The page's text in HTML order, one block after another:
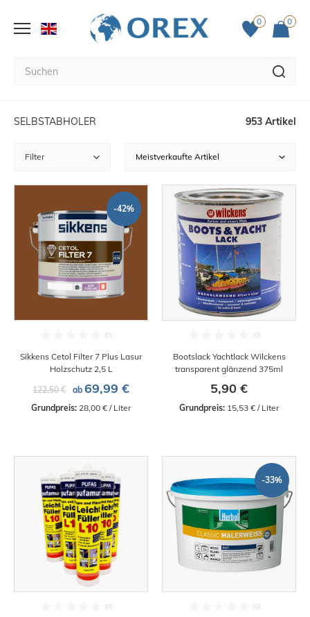
0 0
SELBSTABHOLER 953 Artikel
Filter
-42%
Sikkens Cetol Filter 7 Plus Lasur
Holzschutz 2,5 L
122,50 €
ab 69,99 €
Grundpreis: 28,00 € / Liter
Bootslack Yachtlack Wilckens
transparent glänzend 375ml
5,90 €
Grundpreis: 15,53 € / Liter
-33%